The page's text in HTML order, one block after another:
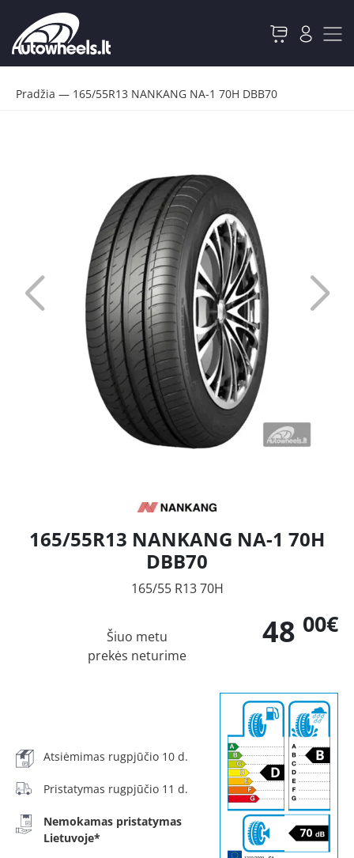
Pradžia — 165/55R13 NANKANG NA-1 70H DBB70
165/55R13 NANKANG NA-1 70H
DBB70
165/55 R13 70H
48 00€
Šiuo metu
prekės neturime
Atsiėmimas rugpjūčio 10 d.
Pristatymas rugpjūčio 11 d.
Nemokamas pristatymas
Lietuvoje*